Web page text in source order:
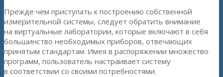
Прежде чем приступать к построению собственной
измерительной системы, следует обратить внимание
на виртуальные лаборатории, которые включают в себя
большинство необходимых приборов, отвечающих
принятым стандартам. Имея в распоряжении множество
программ, пользователь настраивает систему
в соответствии со своими потребностями.